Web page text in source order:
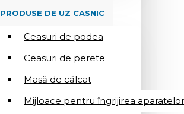
PRODUSE DE UZ CASNIC
Ceasuri de podea
Ceasuri de perete
Masă de călcat
Mijloace pentru îngrijirea